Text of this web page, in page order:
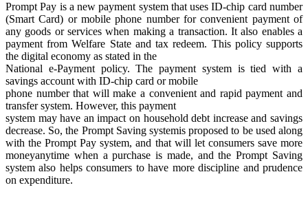
Prompt Pay is a new payment system that uses ID-chip card number
(Smart Card) or mobile phone number for convenient payment of
any goods or services when making a transaction. It also enables a
payment from Welfare State and tax redeem. This policy supports
the digital economy as stated in the
National e-Payment policy. The payment system is tied with a
savings account with ID-chip card or mobile
phone number that will make a convenient and rapid payment and
transfer system. However, this payment
system may have an impact on household debt increase and savings
decrease. So, the Prompt Saving systemis proposed to be used along
with the Prompt Pay system, and that will let consumers save more
moneyanytime when a purchase is made, and the Prompt Saving
system also helps consumers to have more discipline and prudence
on expenditure.